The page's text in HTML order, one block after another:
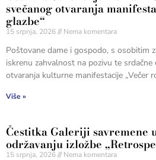
svečanog otvaranja
glazbe“
15 srpnja, 2026 Nema komentara
Poštovane dame i gospodo, s osobitim
iskrenu zahvalnost na pozivu te
otvaranja kulturne manifestacije „Večer
Više »
Čestitka Galeriji savremene
održavanju izložbe
15 srpnja, 2026 Nema komentara